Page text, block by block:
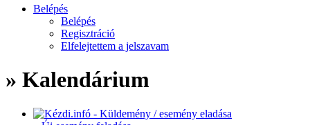
Belépés
Belépés
Regisztráció
Elfelejtettem a jelszavam
» Kalendárium